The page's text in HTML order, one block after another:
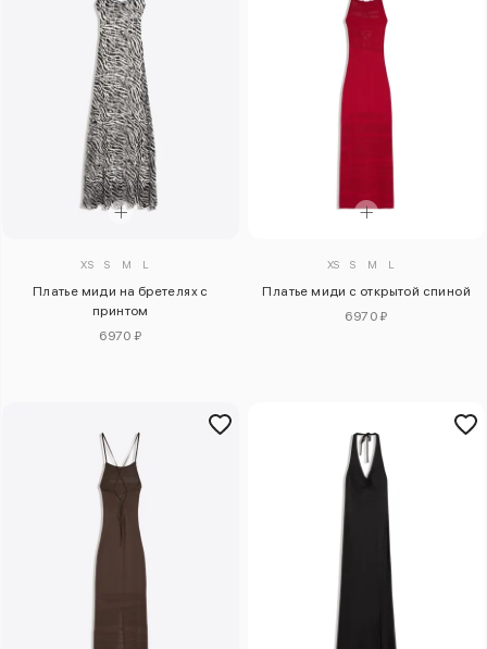
XS S M L
Платье миди на бретелях с
принтом
6970 ₽
XS S M L
Платье миди с открытой спиной
6970 ₽